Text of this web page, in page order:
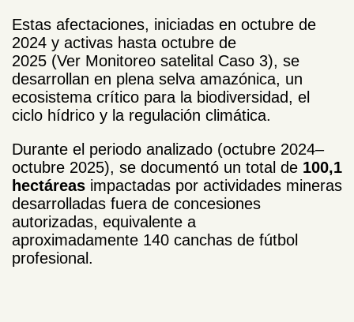
Estas afectaciones, iniciadas en octubre de
2024 y activas hasta octubre de
2025 (Ver Monitoreo satelital Caso 3), se
desarrollan en plena selva amazónica, un
ecosistema crítico para la biodiversidad, el
ciclo hídrico y la regulación climática.
Durante el periodo analizado (octubre 2024–
octubre 2025), se documentó un total de 100,1
hectáreas impactadas por actividades mineras
desarrolladas fuera de concesiones
autorizadas, equivalente a
aproximadamente 140 canchas de fútbol
profesional.